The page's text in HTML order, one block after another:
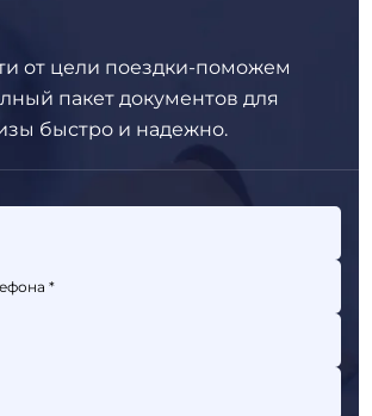
от цели поездки-поможем
пакет документов для
быстро и надежно.